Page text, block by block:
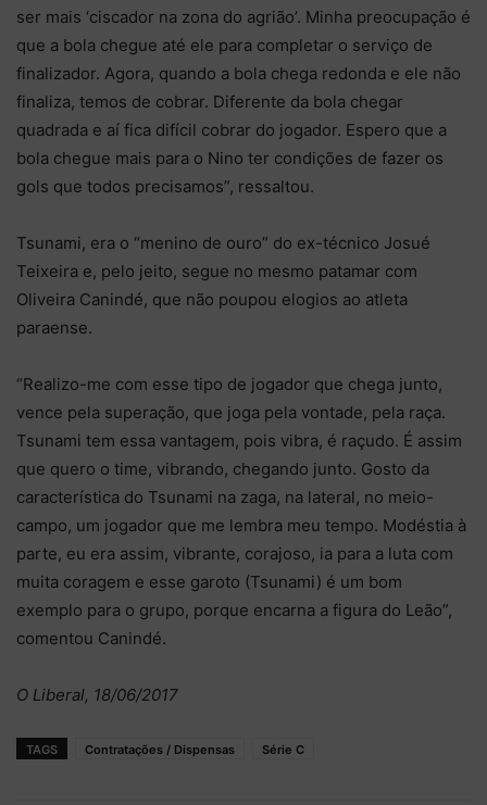
ser mais ‘ciscador na zona do agrião’. Minha preocupação é
que a bola chegue até ele para completar o serviço de
finalizador. Agora, quando a bola chega redonda e ele não
finaliza, temos de cobrar. Diferente da bola chegar
quadrada e aí fica difícil cobrar do jogador. Espero que a
bola chegue mais para o Nino ter condições de fazer os
gols que todos precisamos”, ressaltou.
Tsunami, era o “menino de ouro” do ex-técnico Josué
Teixeira e, pelo jeito, segue no mesmo patamar com
Oliveira Canindé, que não poupou elogios ao atleta
paraense.
“Realizo-me com esse tipo de jogador que chega junto,
vence pela superação, que joga pela vontade, pela raça.
Tsunami tem essa vantagem, pois vibra, é raçudo. É assim
que quero o time, vibrando, chegando junto. Gosto da
característica do Tsunami na zaga, na lateral, no meio-
campo, um jogador que me lembra meu tempo. Modéstia à
parte, eu era assim, vibrante, corajoso, ia para a luta com
muita coragem e esse garoto (Tsunami) é um bom
exemplo para o grupo, porque encarna a figura do Leão”,
comentou Canindé.
O Liberal, 18/06/2017
TAGS Contratações / Dispensas Série C